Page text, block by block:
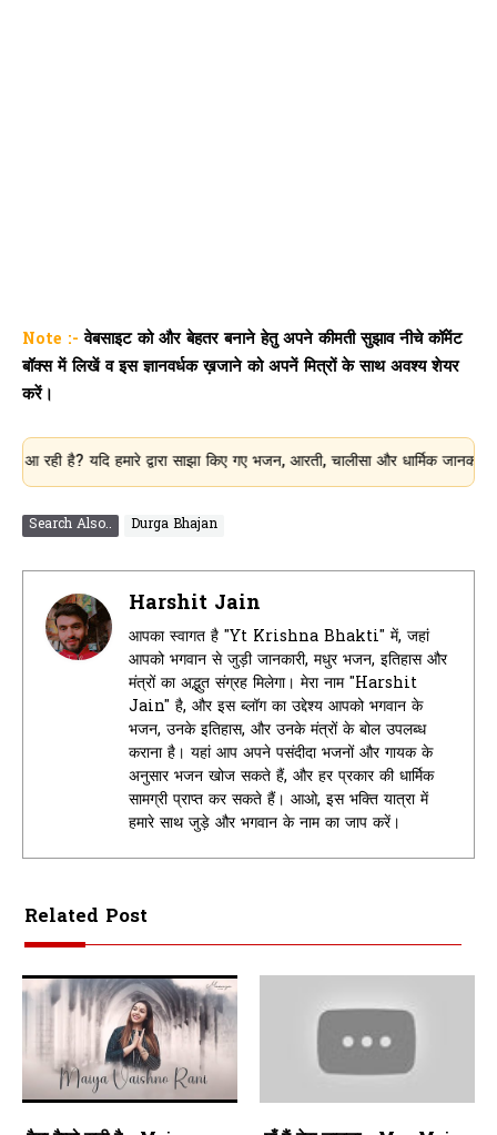
Note :- वेबसाइट को और बेहतर बनाने हेतु अपने कीमती सुझाव नीचे कॉमेंट
बॉक्स में लिखें व इस ज्ञानवर्धक ख़जाने को अपनें मित्रों के साथ अवश्य शेयर
करें।
यदि हमारे द्वारा साझा किए गए भजन, आरती, चालीसा और धार्मिक जानकारी
Search Also.. Durga Bhajan
Harshit Jain
आपका स्वागत है "Yt Krishna Bhakti" में, जहां
आपको भगवान से जुड़ी जानकारी, मधुर भजन, इतिहास और
मंत्रों का अद्भुत संग्रह मिलेगा। मेरा नाम "Harshit
Jain" है, और इस ब्लॉग का उद्देश्य आपको भगवान के
भजन, उनके इतिहास, और उनके मंत्रों के बोल उपलब्ध
कराना है। यहां आप अपने पसंदीदा भजनों और गायक के
अनुसार भजन खोज सकते हैं, और हर प्रकार की धार्मिक
सामग्री प्राप्त कर सकते हैं। आओ, इस भक्ति यात्रा में
हमारे साथ जुड़े और भगवान के नाम का जाप करें।
Related Post